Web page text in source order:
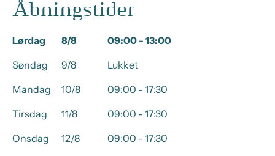
Åbningstider
Lørdag 8/8
09:00 - 13:00
Søndag
9/8
Lukket
Mandag
10/8
09:00 - 17:30
Tirsdag
11/8
09:00 - 17:30
Onsdag
12/8
09:00 - 17:30